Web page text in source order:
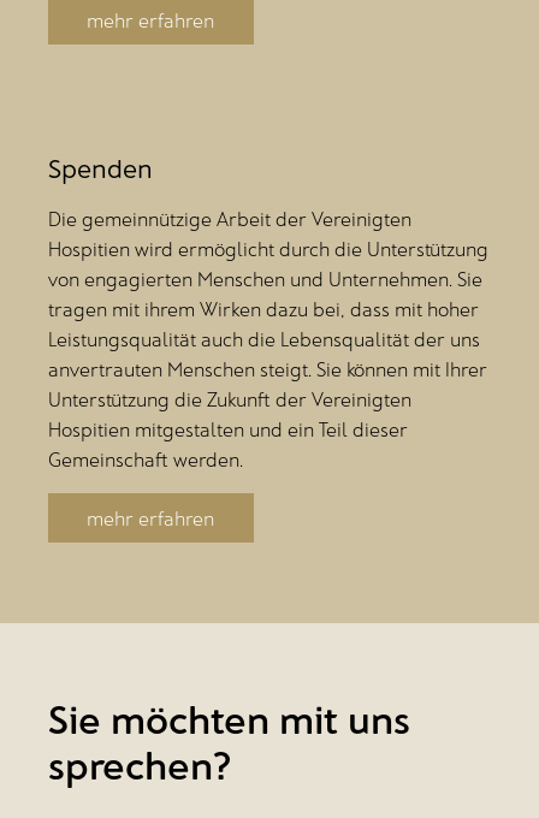
mehr erfahren
Spenden
Die gemeinnützige Arbeit der Vereinigten
Hospitien wird ermöglicht durch die Unterstützung
von engagierten Menschen und Unternehmen. Sie
tragen mit ihrem Wirken dazu bei, dass mit hoher
Leistungsqualität auch die Lebensqualität der uns
anvertrauten Menschen steigt. Sie können mit Ihrer
Unterstützung die Zukunft der Vereinigten
Hospitien mitgestalten und ein Teil dieser
Gemeinschaft werden.
mehr erfahren
Sie möchten mit uns
sprechen?